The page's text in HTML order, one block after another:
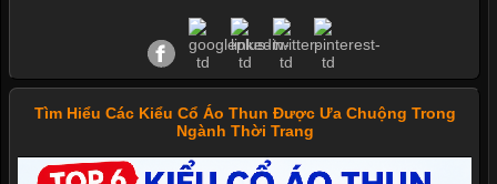
Tìm Hiểu Các Kiểu Cổ Áo Thun Được Ưa Chuộng Trong
Ngành Thời Trang
Thị hiều quần lót nam bơi lội nam và nữ 2017
Xu hướng thời trang trẻ và quần lót nam giá sỉ